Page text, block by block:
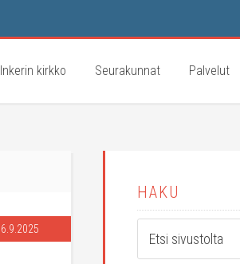
Inkerin kirkko Seurakunnat Palvelut
6.9.2025
HAKU